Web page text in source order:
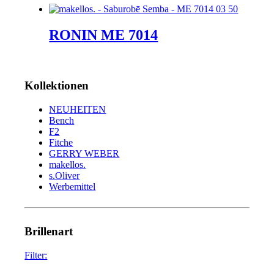
RONIN ME 7014
Kollektionen
NEUHEITEN
Bench
F2
Fitche
GERRY WEBER
makellos.
s.Oliver
Werbemittel
Brillenart
Filter: